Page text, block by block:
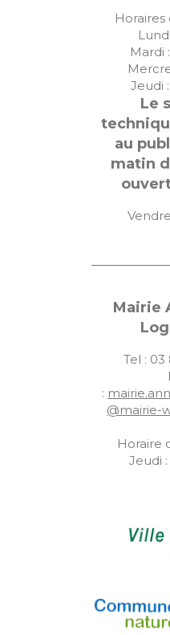
Horaires
Mardi
Jeudi
Le
au
matin
Mairie
Tel : 03
:
@mairie-
Horaire
Jeudi :